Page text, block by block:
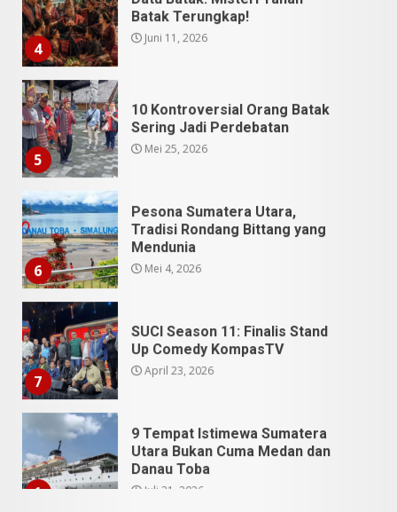
4
Juni 11, 2026
5
Sering Jadi Perdebatan
Mei 25, 2026
6
Tradisi Rondang Bittang yang
Mendunia
Mei 4, 2026
7
Up Comedy KompasTV
April 23, 2026
1
Utara Bukan Cuma Medan dan
Danau Toba
Juli 31, 2026